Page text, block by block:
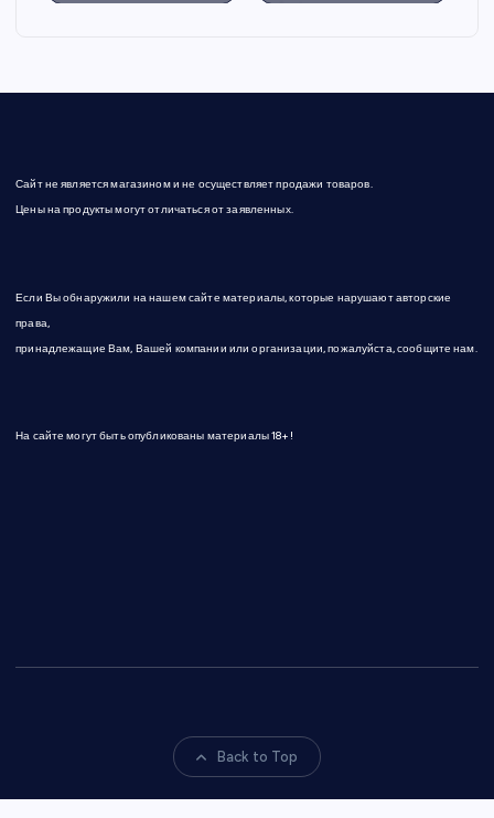
Сайт не является магазином и не осуществляет продажи товаров.
Цены на продукты могут отличаться от заявленных.
Если Вы обнаружили на нашем сайте материалы, которые нарушают авторские
права,
принадлежащие Вам, Вашей компании или организации, пожалуйста, сообщите нам.
На сайте могут быть опубликованы материалы 18+!
Back to Top